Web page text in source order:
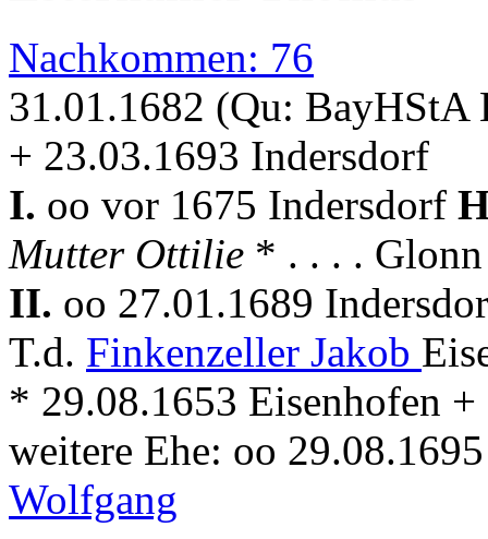
Nachkommen: 76
31.01.1682 (Qu:
+ 23.03.1693 Indersdorf
I. oo vor 1675 Indersdorf
Mutter Ottilie * . . . .
II. oo 27.01.1689
T.d. Finkenzeller Jakob
* 29.08.1653 Eisenhofen
weitere Ehe: oo
Wolfgang